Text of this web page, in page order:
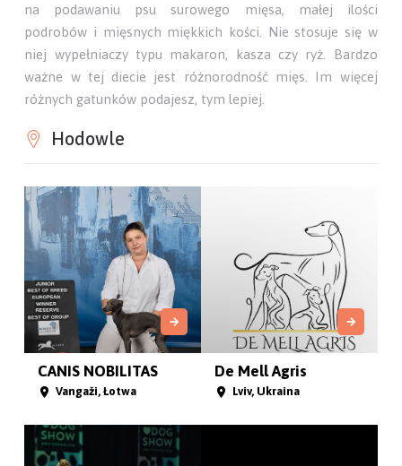
na podawaniu psu surowego mięsa, małej ilości
podrobów i mięsnych miękkich kości. Nie stosuje się w
niej wypełniaczy typu makaron, kasza czy ryż. Bardzo
ważne w tej diecie jest różnorodność mięs. Im więcej
różnych gatunków podajesz, tym lepiej.
Hodowle
CANIS NOBILITAS
Vangaži, Łotwa
De Mell Agris
Lviv, Ukraina